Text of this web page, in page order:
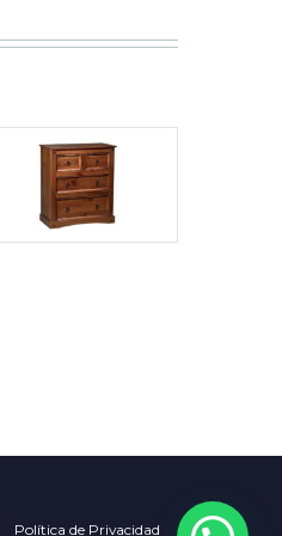
Política de Privacidad